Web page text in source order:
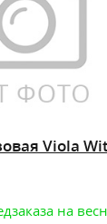
Viola
на